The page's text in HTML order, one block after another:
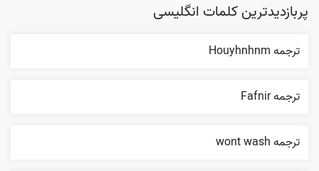
پربازدیدترین کلمات انگلیسی
ترجمه Houyhnhnm
ترجمه Fafnir
ترجمه wont wash